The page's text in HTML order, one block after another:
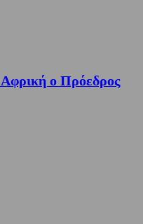
Αφρική ο Πρόεδρος